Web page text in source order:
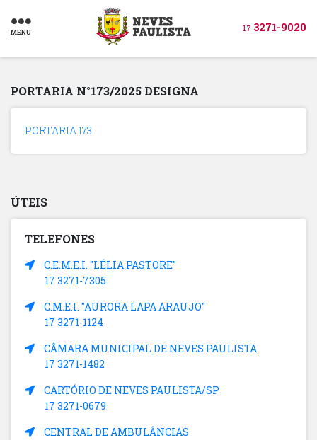
MENU 17 3271-9020
PORTARIA N°173/2025 DESIGNA
PORTARIA 173
ÚTEIS
TELEFONES
C.E.M.E.I. "LÉLIA PASTORE"
17 3271-7305
C.M.E.I. "AURORA LAPA ARAUJO"
17 3271-1124
CÂMARA MUNICIPAL DE NEVES PAULISTA
17 3271-1482
CARTÓRIO DE NEVES PAULISTA/SP
17 3271-0679
CENTRAL DE AMBULÂNCIAS